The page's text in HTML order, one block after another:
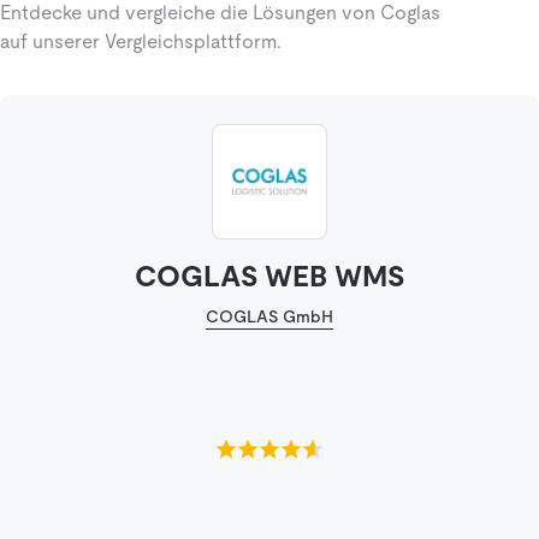
Entdecke und vergleiche die Lösungen von Coglas
auf unserer Vergleichsplattform.
COGLAS WEB WMS
COGLAS GmbH